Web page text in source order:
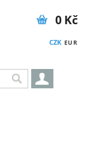
CZK EUR
0 Kč